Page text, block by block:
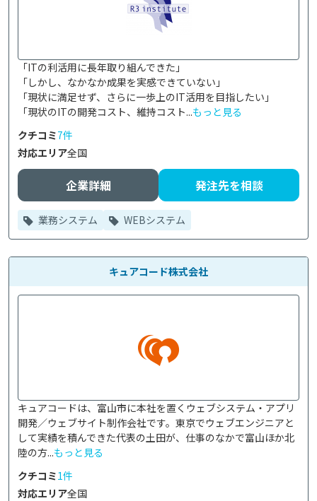
「ITの利活用に長年取り組んできた」
「しかし、なかなか成果を実感できていない」
「現状に満足せず、さらに一歩上のIT活用を目指したい」
「現状のITの開発コスト、維持コスト...もっと見る
クチコミ7件
対応エリア全国
企業詳細 発注先を相談
業務システム WEBシステム
キュアコード株式会社
キュアコードは、富山市に本社を置くウェブシステム・アプリ
開発／ウェブサイト制作会社です。東京でウェブエンジニアと
して実績を積んできた代表の土田が、仕事のなかで富山ほか北
陸の方...もっと見る
クチコミ1件
対応エリア全国